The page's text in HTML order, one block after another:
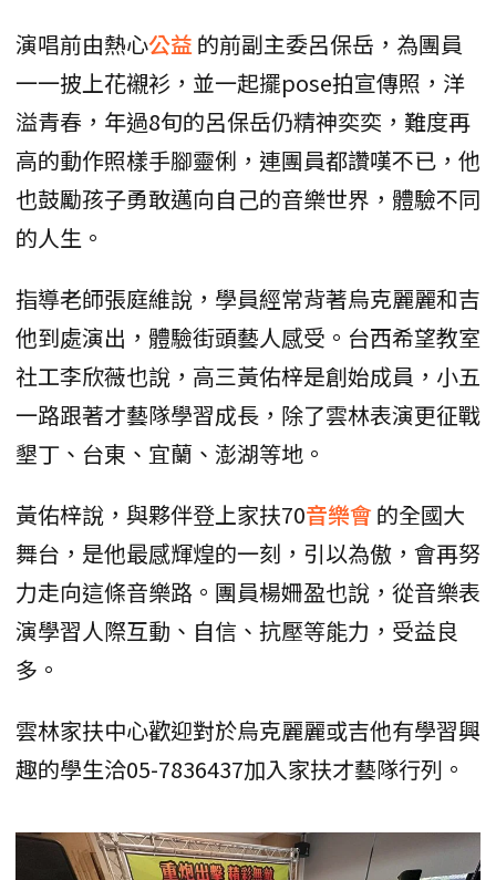
演唱前由熱心公益 的前副主委呂保岳，為團員
一一披上花襯衫，並一起擺pose拍宣傳照，洋
溢青春，年過8旬的呂保岳仍精神奕奕，難度再
高的動作照樣手腳靈俐，連團員都讚嘆不已，他
也鼓勵孩子勇敢邁向自己的音樂世界，體驗不同
的人生。
指導老師張庭維說，學員經常背著烏克麗麗和吉
他到處演出，體驗街頭藝人感受。台西希望教室
社工李欣薇也說，高三黃佑梓是創始成員，小五
一路跟著才藝隊學習成長，除了雲林表演更征戰
墾丁、台東、宜蘭、澎湖等地。
黃佑梓說，與夥伴登上家扶70音樂會的全國大
舞台，是他最感輝煌的一刻，引以為傲，會再努
力走向這條音樂路。團員楊姍盈也說，從音樂表
演學習人際互動、自信、抗壓等能力，受益良
多。
雲林家扶中心歡迎對於烏克麗麗或吉他有學習興
趣的學生洽05-7836437加入家扶才藝隊行列。